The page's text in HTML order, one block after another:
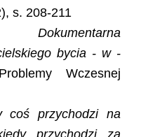
s. 208-211
H.,Dokumentarna
bycia - w -
Wczesnej
coś przychodzi na
przychodzi za